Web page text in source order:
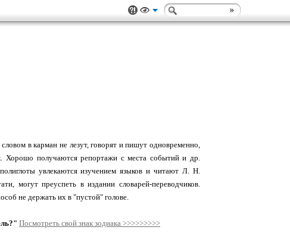
в карман не лезут, говорят и пишут одновременно,
Хорошо получаются репортажи с места событий и др.
увлекаются изучением языков и читают Л. Н.
могут преуспеть в издании словарей-переводчиков.
не держать их в "пустой" голове.
Посмотреть свой знак зодиака >>>>>>>>>